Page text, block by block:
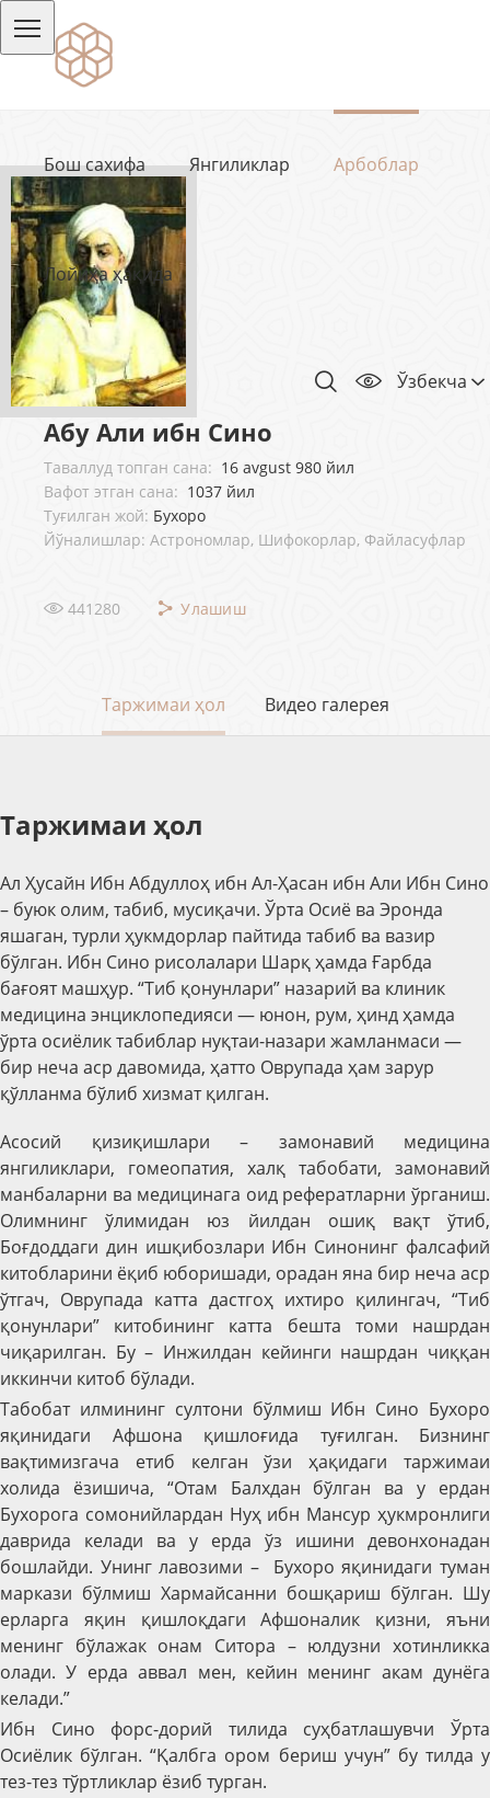
Бош сахифа Янгиликлар Арбоблар
Лойиҳа ҳақида
Ўзбекча
Абу Али ибн Сино
Таваллуд топган сана: 16 avgust 980 йил
Вафот этган сана: 1037 йил
Туғилган жой: Бухоро
Йўналишлар: Астрономлар, Шифокорлар, Файласуфлар
441280 Улашиш
Таржимаи ҳол Видео галерея
Таржимаи ҳол
Ал Ҳусайн Ибн Абдуллоҳ ибн Ал-Ҳасан ибн Али Ибн Сино
– буюк олим, табиб, мусиқачи. Ўрта Осиё ва Эронда
яшаган, турли ҳукмдорлар пайтида табиб ва вазир
бўлган. Ибн Сино рисолалари Шарқ ҳамда Ғарбда
бағоят машҳур. “Тиб қонунлари” назарий ва клиник
медицина энциклопедияси — юнон, рум, ҳинд ҳамда
ўрта осиёлик табиблар нуқтаи-назари жамланмаси —
бир неча аср давомида, ҳатто Оврупада ҳам зарур
қўлланма бўлиб хизмат қилган.
Асосий қизиқишлари – замонавий медицина
янгиликлари, гомеопатия, халқ табобати, замонавий
манбаларни ва медицинага оид рефератларни ўрганиш.
Олимнинг ўлимидан юз йилдан ошиқ вақт ўтиб,
Боғдоддаги дин ишқибозлари Ибн Синонинг фалсафий
китобларини ёқиб юборишади, орадан яна бир неча аср
ўтгач, Оврупада катта дастгоҳ ихтиро қилингач, “Тиб
қонунлари” китобининг катта бешта томи нашрдан
чиқарилган. Бу – Инжилдан кейинги нашрдан чиққан
иккинчи китоб бўлади.
Табобат илмининг султони бўлмиш Ибн Сино Бухоро
яқинидаги Афшона қишлоғида туғилган. Бизнинг
вақтимизгача етиб келган ўзи ҳақидаги таржимаи
холида ёзишича, “Отам Балхдан бўлган ва у ердан
Бухорога сомонийлардан Нуҳ ибн Мансур ҳукмронлиги
даврида келади ва у ерда ўз ишини девонхонадан
бошлайди. Унинг лавозими – Бухоро яқинидаги туман
маркази бўлмиш Хармайсанни бошқариш бўлган. Шу
ерларга яқин қишлоқдаги Афшоналик қизни, яъни
менинг бўлажак онам Ситора – юлдузни хотинликка
олади. У ерда аввал мен, кейин менинг акам дунёга
келади.”
Ибн Сино форс-дорий тилида суҳбатлашувчи Ўрта
Осиёлик бўлган. “Қалбга ором бериш учун” бу тилда у
тез-тез тўртликлар ёзиб турган.